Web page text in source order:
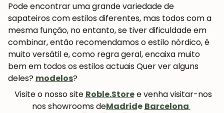
Pode encontrar uma grande variedade de
sapateiros com estilos diferentes, mas todos com a
mesma função, no entanto, se tiver dificuldade em
combinar, então recomendamos o estilo nórdico, é
muito versátil e, como regra geral, encaixa muito
bem em todos os estilos actuais Quer ver alguns
deles? modelos?
Visite o nosso site Roble.Storee venha visitar-nos
nos showrooms deMadride Barcelona